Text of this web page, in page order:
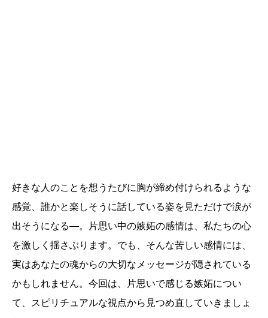
好きな人のことを想うたびに胸が締め付けられるような
感覚、誰かと楽しそうに話している姿を見ただけで涙が
出そうになる―。片思い中の嫉妬の感情は、私たちの心
を激しく揺さぶります。でも、そんな苦しい感情には、
実はあなたの魂からの大切なメッセージが隠されている
かもしれません。今回は、片思いで感じる嫉妬につい
て、スピリチュアルな視点から見つめ直していきましょ